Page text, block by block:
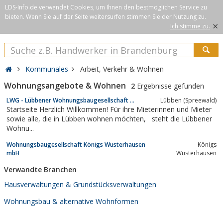
LDS-Info.de verwendet Cookies, um Ihnen den bestmöglichen Service zu
bieten. Wenn Sie auf der Seite weitersurfen stimmen Sie der Nutzung zu.
Ich stimme zu. ×
Kommunales Arbeit, Verkehr & Wohnen
Wohnungsangebote & Wohnen 2 Ergebnisse gefunden
LWG - Lübbener Wohnungsbaugesellschaft ... Lübben (Spreewald)
Startseite Herzlich Willkommen! Für ihre Mieterinnen und Mieter
sowie alle, die in Lübben wohnen möchten, steht die Lübbener
Wohnu...
Wohnungsbaugesellschaft Königs Wusterhausen
mbH
Königs
Wusterhausen
Verwandte Branchen
Hausverwaltungen & Grundstücksverwaltungen
Wohnungsbau & alternative Wohnformen